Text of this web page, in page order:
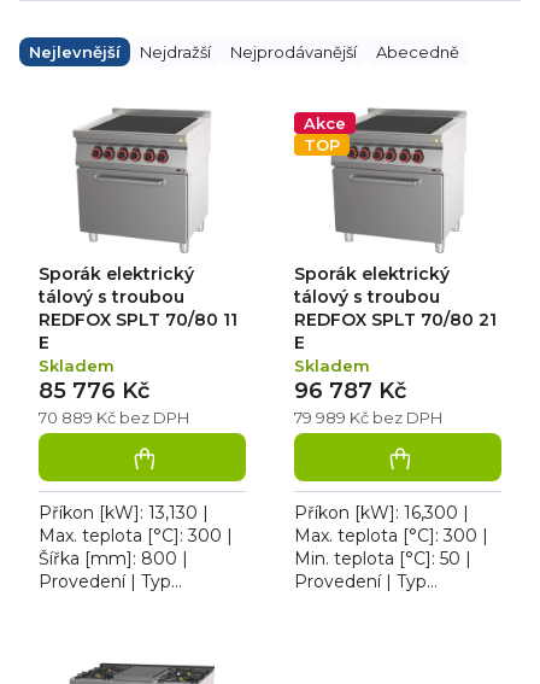
a
z
Nejlevnější Nejdražší Nejprodávanější Abecedně
Sporák elektrický
tálový s troubou
REDFOX SPLT 70/80 11
E
Skladem
70 889 Kč bez DPH
85 776 Kč
Příkon [kW]: 13,130 |
Max. teplota [°C]: 300 |
Šířka [mm]: 800 |
Provedení | Typ
čtvercové...
Akce
TOP
Sporák elektrický
tálový s troubou
REDFOX SPLT 70/80 21
E
Skladem
79 989 Kč bez DPH
96 787 Kč
Příkon [kW]: 16,300 |
Max. teplota [°C]: 300 |
Min. teplota [°C]: 50 |
Provedení | Typ